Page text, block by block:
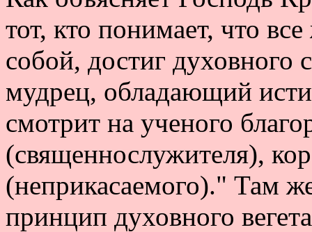
тот, кто понимает, что
собой, достиг
мудрец, обладающий
смотрит на ученого
(священнослужителя),
(неприкасаемого)." Там
принцип духовного